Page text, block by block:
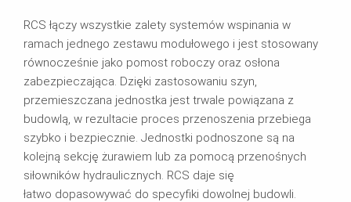
RCS łączy wszystkie zalety systemów wspinania w
ramach jednego zestawu modułowego i jest stosowany
równocześnie jako pomost roboczy oraz osłona
zabezpieczająca. Dzięki zastosowaniu szyn,
przemieszczana jednostka jest trwale powiązana z
budowlą, w rezultacie proces przenoszenia przebiega
szybko i bezpiecznie. Jednostki podnoszone są na
kolejną sekcję żurawiem lub za pomocą przenośnych
siłowników hydraulicznych. RCS daje się
łatwo dopasowywać do specyfiki dowolnej budowli.